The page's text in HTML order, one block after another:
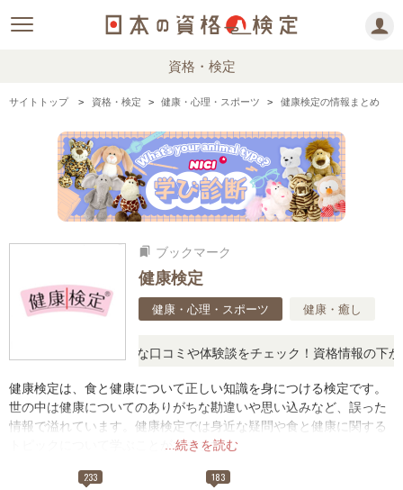
資格・検定
サイトトップ 資格・検定 健康・心理・スポーツ 健康検定の情報まとめ
bookmarks ブックマーク
健康検定
健康・心理・スポーツ 健康・癒し
思ったら、リアルな口コミや体験談をチェック！資格情報の下から
...続きを読む
健康検定は、食と健康について正しい知識を身につける検定です。
世の中は健康についてのありがちな勘違いや思い込みなど、誤った
情報で溢れています。健康検定では身近な疑問や食と健康に関する
トピックについて学ぶことができます。
233 183